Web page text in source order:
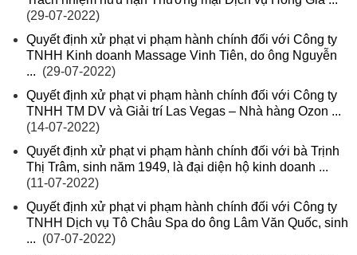
(29-07-2022)
Quyết định xử phạt vi phạm hành chính đối với Công ty
TNHH Kinh doanh Massage Vinh Tiên, do ông Nguyễn
... (29-07-2022)
Quyết định xử phạt vi phạm hành chính đối với Công ty
TNHH TM DV và Giải trí Las Vegas – Nhà hàng Ozon ...
(14-07-2022)
Quyết định xử phạt vi phạm hành chính đối với bà Trịnh
Thị Trâm, sinh năm 1949, là đại diện hộ kinh doanh ...
(11-07-2022)
Quyết định xử phạt vi phạm hành chính đối với Công ty
TNHH Dịch vụ Tô Châu Spa do ông Lâm Văn Quốc, sinh
... (07-07-2022)